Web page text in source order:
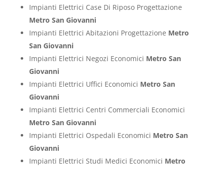
Impianti Elettrici Case Di Riposo Progettazione
Metro San Giovanni
Impianti Elettrici Abitazioni Progettazione Metro
San Giovanni
Impianti Elettrici Negozi Economici Metro San
Giovanni
Impianti Elettrici Uffici Economici Metro San
Giovanni
Impianti Elettrici Centri Commerciali Economici
Metro San Giovanni
Impianti Elettrici Ospedali Economici Metro San
Giovanni
Impianti Elettrici Studi Medici Economici Metro